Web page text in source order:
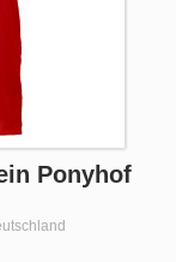
Ponyhof